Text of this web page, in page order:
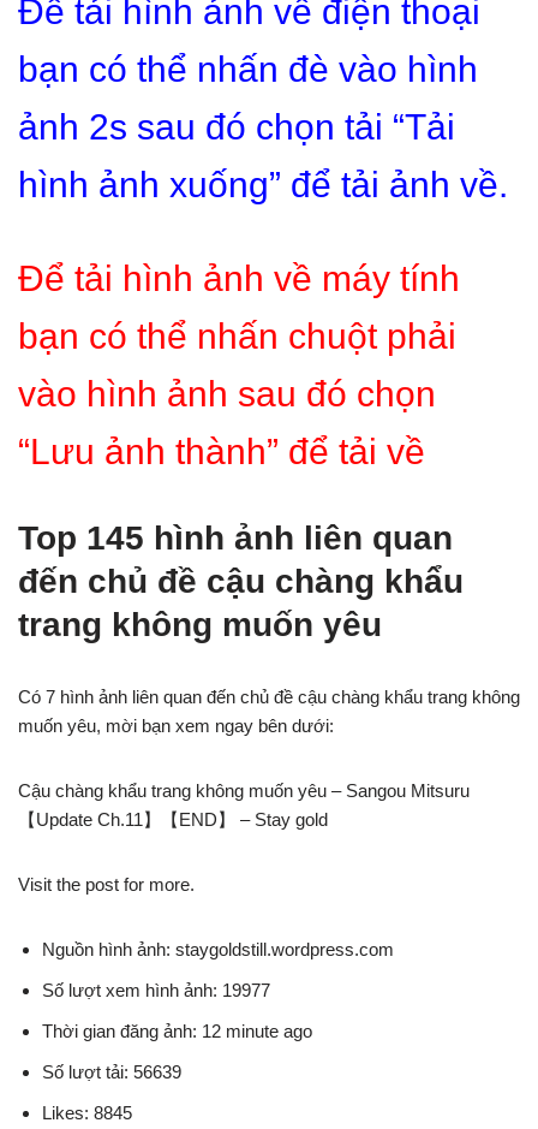
Để tải hình ảnh về điện thoại
bạn có thể nhấn đè vào hình
ảnh 2s sau đó chọn tải “Tải
hình ảnh xuống” để tải ảnh về.
Để tải hình ảnh về máy tính
bạn có thể nhấn chuột phải
vào hình ảnh sau đó chọn
“Lưu ảnh thành” để tải về
Top 145 hình ảnh liên quan
đến chủ đề cậu chàng khẩu
trang không muốn yêu
Có 7 hình ảnh liên quan đến chủ đề cậu chàng khẩu trang không
muốn yêu, mời bạn xem ngay bên dưới:
Cậu chàng khẩu trang không muốn yêu – Sangou Mitsuru
【Update Ch.11】【END】 – Stay gold
Visit the post for more.
Nguồn hình ảnh: staygoldstill.wordpress.com
Số lượt xem hình ảnh: 19977
Thời gian đăng ảnh: 12 minute ago
Số lượt tải: 56639
Likes: 8845